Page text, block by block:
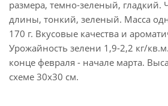
размера, темно-зеленый, гладкий.
длины, тонкий, зеленый. Масса
170 г. Вкусовые качества и
Урожайность зелени 1,9-2,2 кг/
конце февраля - начале марта.
схеме 30х30 см.